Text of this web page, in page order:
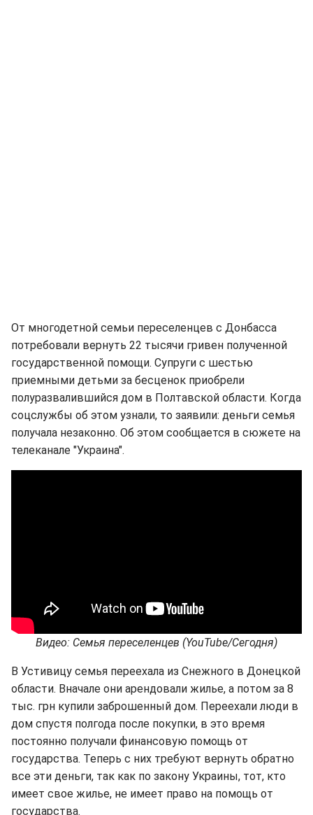
От многодетной семьи переселенцев с Донбасса
потребовали вернуть 22 тысячи гривен полученной
государственной помощи. Супруги с шестью
приемными детьми за бесценок приобрели
полуразвалившийся дом в Полтавской области. Когда
соцслужбы об этом узнали, то заявили: деньги семья
получала незаконно. Об этом сообщается в сюжете на
телеканале "Украина".
Видео: Семья переселенцев (YouTube/Сегодня)
В Устивицу семья переехала из Снежного в Донецкой
области. Вначале они арендовали жилье, а потом за 8
тыс. грн купили заброшенный дом. Переехали люди в
дом спустя полгода после покупки, в это время
постоянно получали финансовую помощь от
государства. Теперь с них требуют вернуть обратно
все эти деньги, так как по закону Украины, тот, кто
имеет свое жилье, не имеет право на помощь от
государства.